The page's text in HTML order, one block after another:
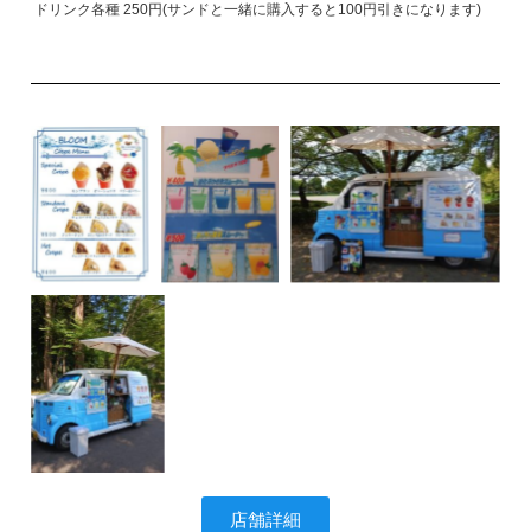
ドリンク各種 250円(サンドと一緒に購入すると100円引きになります)
店舗詳細